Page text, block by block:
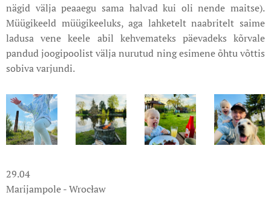
nägid välja peaaegu sama halvad kui oli nende maitse).
Müügikeeld müügikeeluks, aga lahketelt naabritelt saime
ladusa vene keele abil kehvemateks päevadeks kõrvale
pandud joogipoolist välja nurutud ning esimene õhtu võttis
sobiva varjundi.
29.04
Marijampole - Wrocław